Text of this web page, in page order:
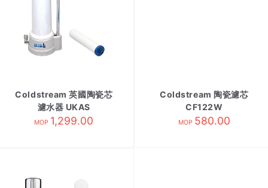
Coldstream 英國陶瓷芯
濾水器 UKAS
MOP 1,299.00
Coldstream 陶瓷濾芯
CF122W
MOP 580.00